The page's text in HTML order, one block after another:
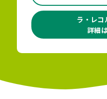
ラ・レコ
詳細